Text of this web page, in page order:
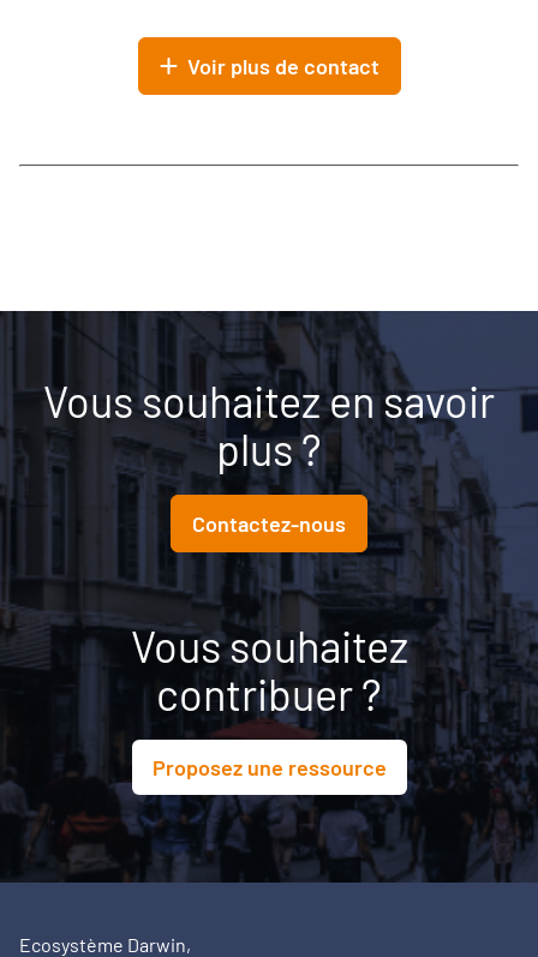
Voir plus de contact
Vous souhaitez en savoir
plus ?
Contactez-nous
Vous souhaitez
contribuer ?
Proposez une ressource
Ecosystème Darwin,